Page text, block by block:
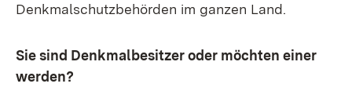
Denkmalschutzbehörden im ganzen Land.
Sie sind Denkmalbesitzer oder möchten einer
werden?